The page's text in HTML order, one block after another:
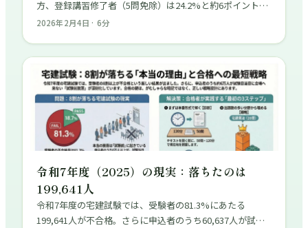
方、登録講習修了者（5問免除）は24.2%と約6ポイント高
い結果に。なぜ差が出るのか？一般受験者が差を埋める戦
2026年2月4日 · 6分
令和7年度（2025）の現実：落ちたのは
199,641人
令和7年度の宅建試験では、受験者の81.3%にあたる
199,641人が不合格。さらに申込者のうち60,637人が試験